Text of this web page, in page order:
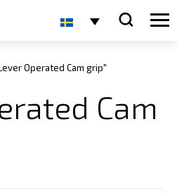
Operated Cam grip"
Cam